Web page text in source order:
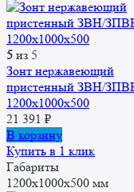
5 из 5
Зонт нержавеющий
пристенный ЗВН/
1200х1000х500
21 391 ₽
В корзину
Купить в 1 клик
Габариты
1200x1000x500 мм